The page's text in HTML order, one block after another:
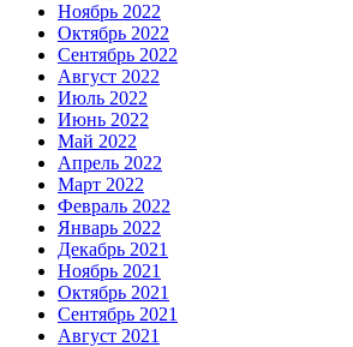
Ноябрь 2022
Октябрь 2022
Сентябрь 2022
Август 2022
Июль 2022
Июнь 2022
Май 2022
Апрель 2022
Март 2022
Февраль 2022
Январь 2022
Декабрь 2021
Ноябрь 2021
Октябрь 2021
Сентябрь 2021
Август 2021